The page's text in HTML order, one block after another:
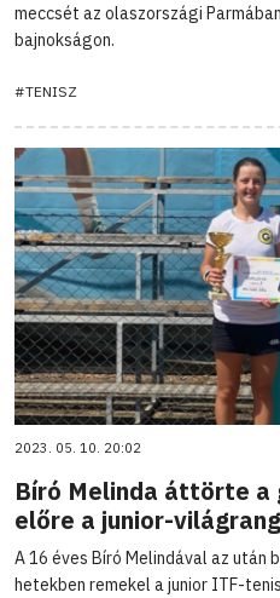
meccsét az olaszországi
bajnokságon.
#TENISZ
2023. 05. 10. 20:02
Bíró Melinda áttörte
előre a junior-
A 16 éves Bíró Melindával az után
hetekben remekel a junior ITF-